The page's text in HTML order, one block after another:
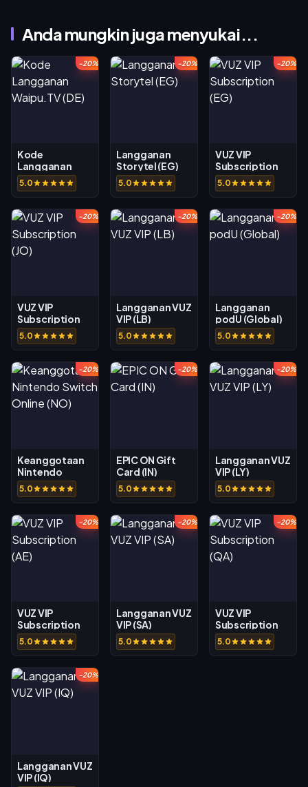
Anda mungkin juga menyukai...
-20%
Kode
Langganan
Waipu.TV (DE)
5.0
-20%
Langganan
Storytel (EG)
5.0
-20%
VUZ VIP
Subscription
(EG)
5.0
-20%
VUZ VIP
Subscription
(JO)
5.0
-20%
Langganan VUZ
VIP (LB)
5.0
-20%
Langganan
podU (Global)
5.0
-20%
Keanggotaan
Nintendo
Switch Online
(NO)
5.0
-20%
EPIC ON Gift
Card (IN)
5.0
-20%
Langganan VUZ
VIP (LY)
5.0
-20%
VUZ VIP
Subscription
(AE)
5.0
-20%
Langganan VUZ
VIP (SA)
5.0
-20%
VUZ VIP
Subscription
(QA)
5.0
-20%
Langganan VUZ
VIP (IQ)